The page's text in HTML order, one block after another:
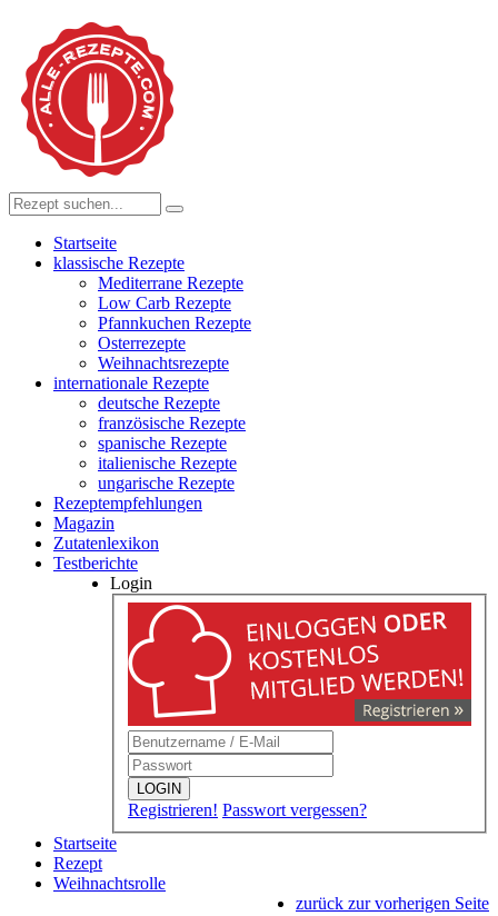
Startseite
klassische Rezepte
Mediterrane Rezepte
Low Carb Rezepte
Pfannkuchen Rezepte
Osterrezepte
Weihnachtsrezepte
internationale Rezepte
deutsche Rezepte
französische Rezepte
spanische Rezepte
italienische Rezepte
ungarische Rezepte
Rezeptempfehlungen
Magazin
Zutatenlexikon
Testberichte
Login
LOGIN
Registrieren! Passwort vergessen?
Startseite
Rezept
Weihnachtsrolle
zurück zur vorherigen Seite